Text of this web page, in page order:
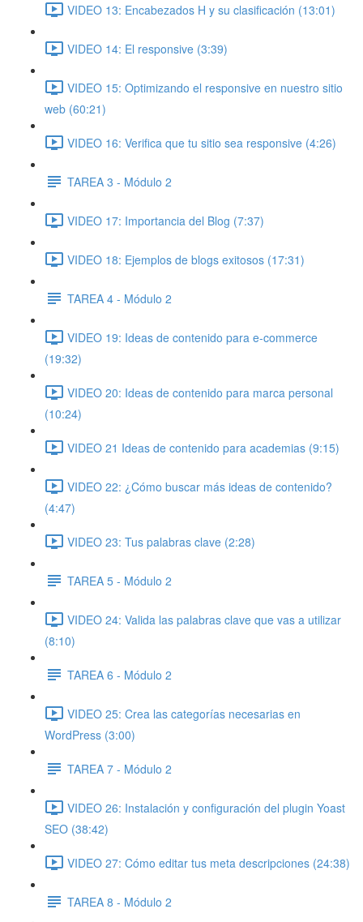
VIDEO 13: Encabezados H y su clasificación (13:01)
VIDEO 14: El responsive (3:39)
VIDEO 15: Optimizando el responsive en nuestro sitio
web (60:21)
VIDEO 16: Verifica que tu sitio sea responsive (4:26)
TAREA 3 - Módulo 2
VIDEO 17: Importancia del Blog (7:37)
VIDEO 18: Ejemplos de blogs exitosos (17:31)
TAREA 4 - Módulo 2
VIDEO 19: Ideas de contenido para e-commerce
(19:32)
VIDEO 20: Ideas de contenido para marca personal
(10:24)
VIDEO 21 Ideas de contenido para academias (9:15)
VIDEO 22: ¿Cómo buscar más ideas de contenido?
(4:47)
VIDEO 23: Tus palabras clave (2:28)
TAREA 5 - Módulo 2
VIDEO 24: Valida las palabras clave que vas a utilizar
(8:10)
TAREA 6 - Módulo 2
VIDEO 25: Crea las categorías necesarias en
WordPress (3:00)
TAREA 7 - Módulo 2
VIDEO 26: Instalación y configuración del plugin Yoast
SEO (38:42)
VIDEO 27: Cómo editar tus meta descripciones (24:38)
TAREA 8 - Módulo 2